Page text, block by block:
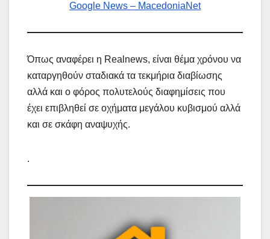
Google News – MacedoniaNet
Όπως αναφέρει η Realnews, είναι θέμα χρόνου να
καταργηθούν σταδιακά τα τεκμήρια διαβίωσης
αλλά και ο φόρος πολυτελούς διαφημίσεις που
έχει επιβληθεί σε οχήματα μεγάλου κυβισμού αλλά
και σε σκάφη αναψυχής.
.